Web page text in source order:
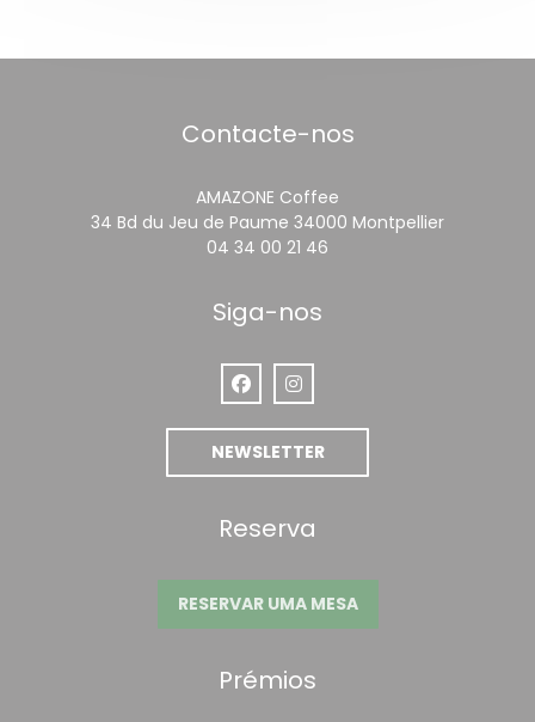
Contacte-nos
AMAZONE Coffee
34 Bd du Jeu de Paume 34000 Montpellier((abre
04 34 00 21 46
Siga-nos
Facebook ((abre numa nova
Instagram ((abre numa
NEWSLETTER
Reserva
RESERVAR UMA MESA
Prémios